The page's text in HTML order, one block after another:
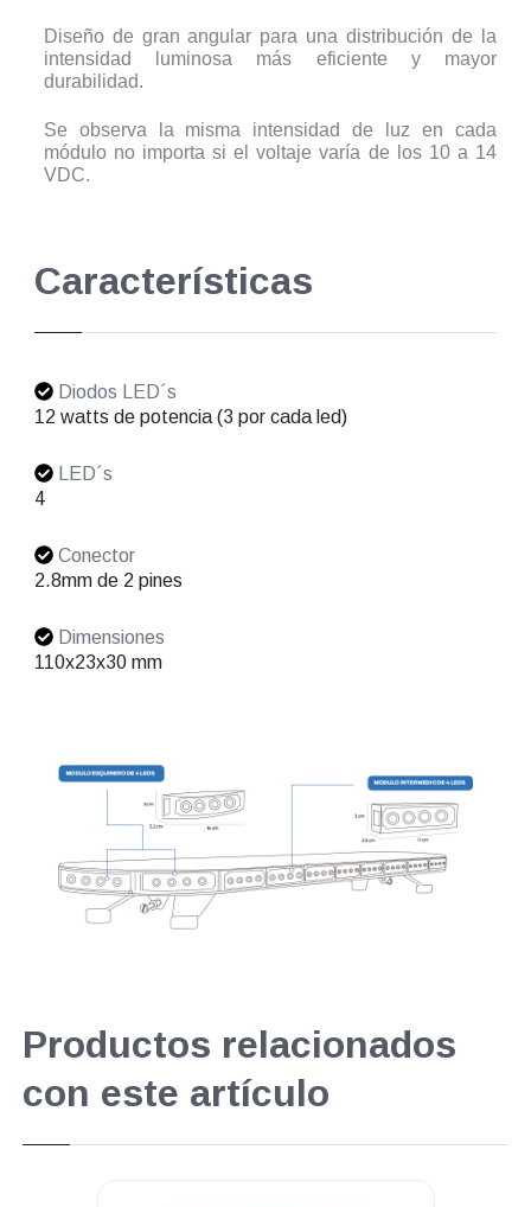
Diseño de gran angular para una distribución de la
intensidad luminosa más eficiente y mayor
durabilidad.
Se observa la misma intensidad de luz en cada
módulo no importa si el voltaje varía de los 10 a 14
VDC.
Características
Diodos LED´s
12 watts de potencia (3 por cada led)
LED´s
4
Conector
2.8mm de 2 pines
Dimensiones
110x23x30 mm
Productos relacionados
con este artículo